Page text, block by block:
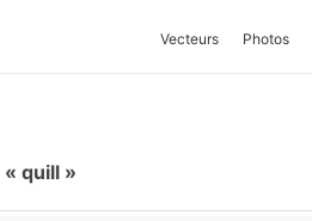
Vecteurs Photos
quill